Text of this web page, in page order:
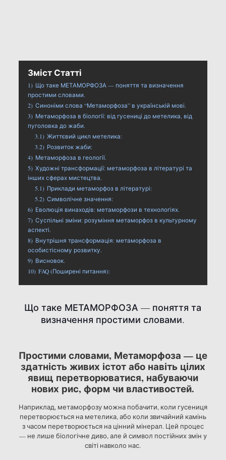
Зміст Статті
1) Що таке МЕТАМОРФОЗА — поняття та визначення
простими словами.
2) Синоніми слова “Метаморфоза” в українській мові.
3) Метаморфоза в біології: від гусениці до метелика, від
пуголовка до жаби.
3.1) Життєвий цикл метелика:
3.2) Розвиток жаби:
4) Метаморфоза в геології.
5) Художні трансформації: метаморфоза в літературі та
інших сферах мистецтва.
5.1) Приклади метаморфоз в літературі:
5.2) Символічне значення:
6) Еволюція винаходів: метаморфози в технологіях.
7) Суспільні зміни: розуміння метаморфоз в культурному
аспекті.
8) Внутрішня трансформація: метаморфоза в
особистісному розвитку.
9) Висновок.
10) FAQ (Поширені питання):
Що таке МЕТАМОРФОЗА — поняття та
визначення простими словами.
Простими словами, Метаморфоза — це
здатність живих істот або навіть цілих
явищ перетворюватися, набуваючи
нових рис, форм чи властивостей.
Наприклад, метаморфозу можна побачити, коли гусениця
перетворюється на метелика, або коли звичайний камінь
з часом перетворюється на цінний мінерал. Цей процес
— не лише біологічне диво, але й символ постійних змін у
світі навколо нас.